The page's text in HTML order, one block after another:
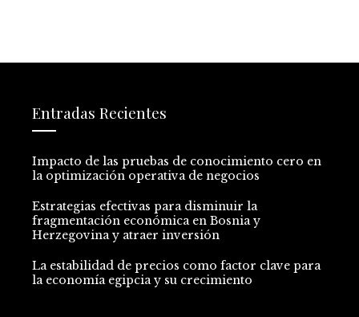
Entradas Recientes
Impacto de las pruebas de conocimiento cero en
la optimización operativa de negocios
Estrategias efectivas para disminuir la
fragmentación económica en Bosnia y
Herzegovina y atraer inversión
La estabilidad de precios como factor clave para
la economía egipcia y su crecimiento